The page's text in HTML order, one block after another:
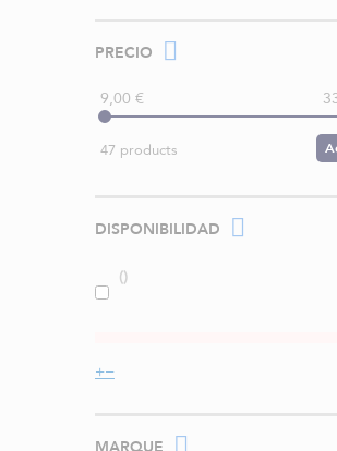
PRECIO
9,00 €
47 products
DISPONIBILIDAD